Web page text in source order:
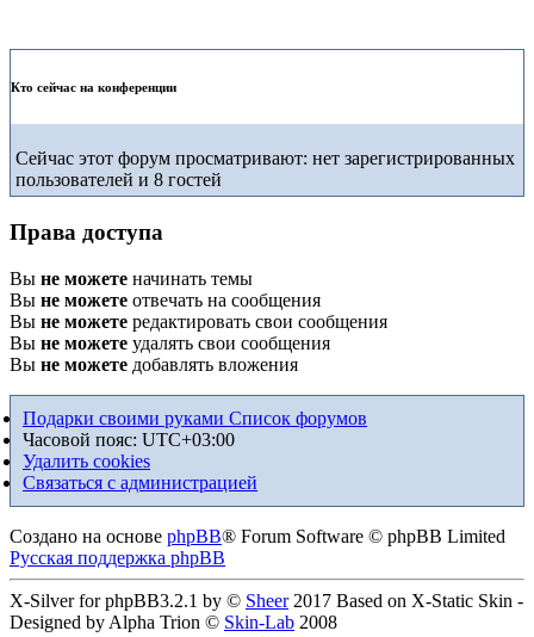
Кто сейчас на конференции
Сейчас этот форум просматривают: нет зарегистрированных
пользователей и 8 гостей
Права доступа
Вы не можете начинать темы
Вы не можете отвечать на сообщения
Вы не можете редактировать свои сообщения
Вы не можете удалять свои сообщения
Вы не можете добавлять вложения
Подарки своими руками Список форумов
Часовой пояс: UTC+03:00
Удалить cookies
Связаться с администрацией
Создано на основе phpBB® Forum Software © phpBB Limited
Русская поддержка phpBB
X-Silver for phpBB3.2.1 by © Sheer2017 Based on X-Static Skin -
Designed by Alpha Trion © Skin-Lab 2008